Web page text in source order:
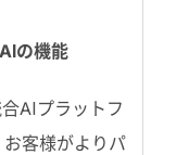
の機能
AIプラットフ
客様がよりパ